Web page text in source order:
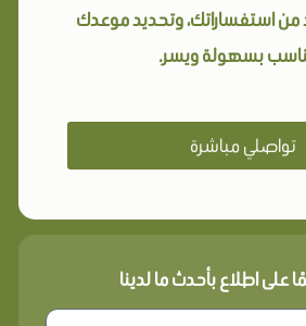
من استفساراتك، وتحديد موعدك
بسهولة ويسر.
تواصلي مباشرة
على اطلاع بأحدث ما لدينا